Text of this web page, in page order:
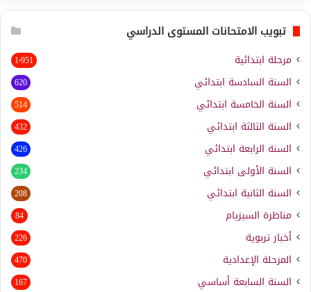
تبويب الامتحانات المستوى الدراسي
مرحلة ابتدائية 1٬951
السنة السادسة ابتدائي 620
السنة الخامسة ابتدائي 514
السنة الثالثة ابتدائي 432
السنة الرابعة ابتدائي 426
السنة الأولى ابتدائي 234
السنة الثانية ابتدائي 208
مناظرة السيزيام 84
أخبار تربوية 226
المرحلة الإعدادية 470
السنة السابعة أساسي 167